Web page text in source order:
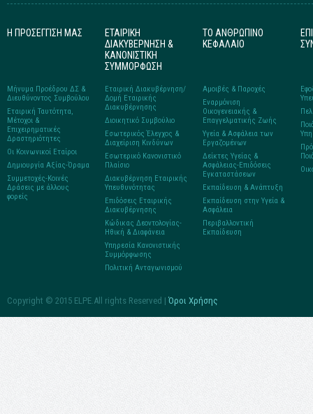
Η ΠΡΟΣΕΓΓΙΣΗ ΜΑΣ
Μήνυμα Προέδρου ΔΣ &
Διευθύνοντος Συμβούλου
Εταιρική Ταυτότητα,
Μέτοχοι &
Επιχειρηματικές
Δραστηριότητες
Οι Κοινωνικοί Εταίροι
Δημιουργία Αξίας-Όραμα
Συμμετοχές-Κοινές
Δράσεις με άλλους
φορείς
ΕΤΑΙΡΙΚΗ
ΔΙΑΚΥΒΕΡΝΗΣΗ &
ΚΑΝΟΝΙΣΤΙΚΗ
ΣΥΜΜΟΡΦΩΣΗ
Εταιρική Διακυβέρνηση/
Δομή Εταιρικής
Διακυβέρνησης
Διοικητικό Συμβούλιο
Εσωτερικός Έλεγχος &
Διαχείριση Κινδύνων
Εσωτερικό Κανονιστικό
Πλαίσιο
Διακυβέρνηση Εταιρικής
Υπευθυνότητας
Επιδόσεις Εταιρικής
Διακυβέρνησης
Κώδικας Δεοντολογίας-
Ηθική & Διαφάνεια
Υπηρεσία Κανονιστικής
Συμμόρφωσης
Πολιτική Ανταγωνισμού
ΤΟ ΑΝΘΡΩΠΙΝΟ
ΚΕΦΑΛΑΙΟ
Αμοιβές & Παροχές
Εναρμόνιση
Οικογενειακής &
Επαγγελματικής Ζωής
Υγεία & Ασφάλεια των
Εργαζομένων
Δείκτες Υγείας &
Ασφάλειας-Επιδόσεις
Εγκαταστάσεων
Εκπαίδευση & Ανάπτυξη
Εκπαίδευση στην Υγεία &
Ασφάλεια
Περιβαλλοντική
Εκπαίδευση
Copyright © 2015 ELPE.All rights Reserved | Όροι Χρήσης